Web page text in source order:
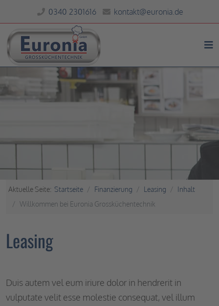
0340 2301616 kontakt@euronia.de
Aktuelle Seite: Startseite Finanzierung Leasing
Inhalt
Willkommen bei Euronia Grossküchentechnik
Leasing
Duis autem vel eum iriure dolor in hendrerit in
vulputate velit esse molestie consequat, vel illum